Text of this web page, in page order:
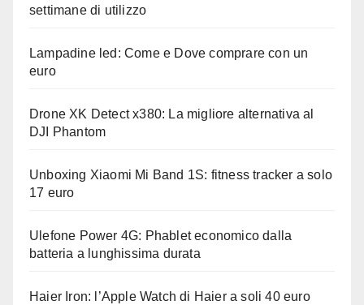
settimane di utilizzo
Lampadine led: Come e Dove comprare con un
euro
Drone XK Detect x380: La migliore alternativa al
DJI Phantom
Unboxing Xiaomi Mi Band 1S: fitness tracker a solo
17 euro
Ulefone Power 4G: Phablet economico dalla
batteria a lunghissima durata
Haier Iron: l’Apple Watch di Haier a soli 40 euro